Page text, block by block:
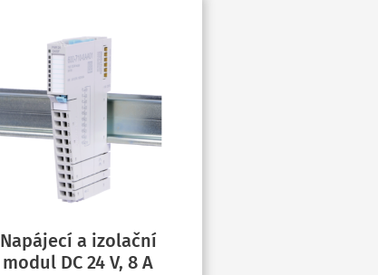
Napájecí a izolační
modul DC 24 V, 8 A